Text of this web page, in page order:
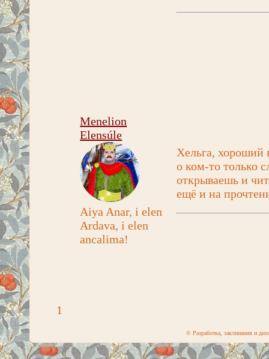
Menelion
Elensúle
Aiya Anar, i elen
Ardava, i elen
ancalima!
Хельга, хороший
о ком-то только
открываешь и
ещё и на
1
© Разработка, заклинания и